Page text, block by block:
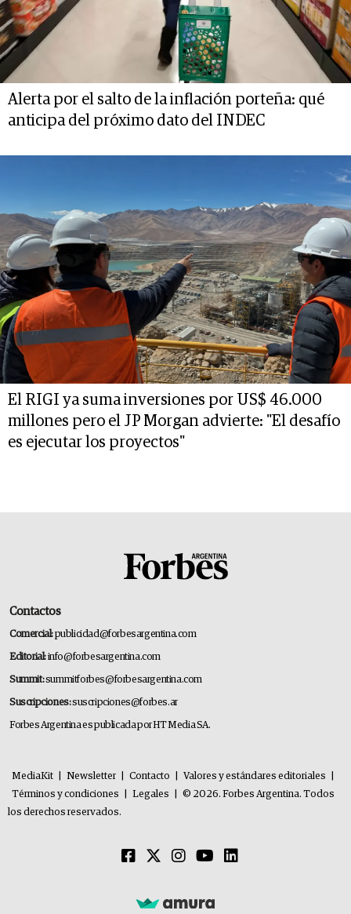
Alerta por el salto de la inflación porteña: qué
anticipa del próximo dato del INDEC
El RIGI ya suma inversiones por US$ 46.000
millones pero el JP Morgan advierte: "El desafío
es ejecutar los proyectos"
Contactos
Comercial:publicidad@forbesargentina.com
Editorial:info@forbesargentina.com
Summit:summitforbes@forbesargentina.com
Suscripciones:suscripciones@forbes.ar
Forbes Argentina es publicada por HT Media SA.
MediaKit Newsletter Contacto Valores y estándares editoriales
Términos y condiciones
Legales
© 2026. Forbes Argentina. Todos
los derechos reservados.